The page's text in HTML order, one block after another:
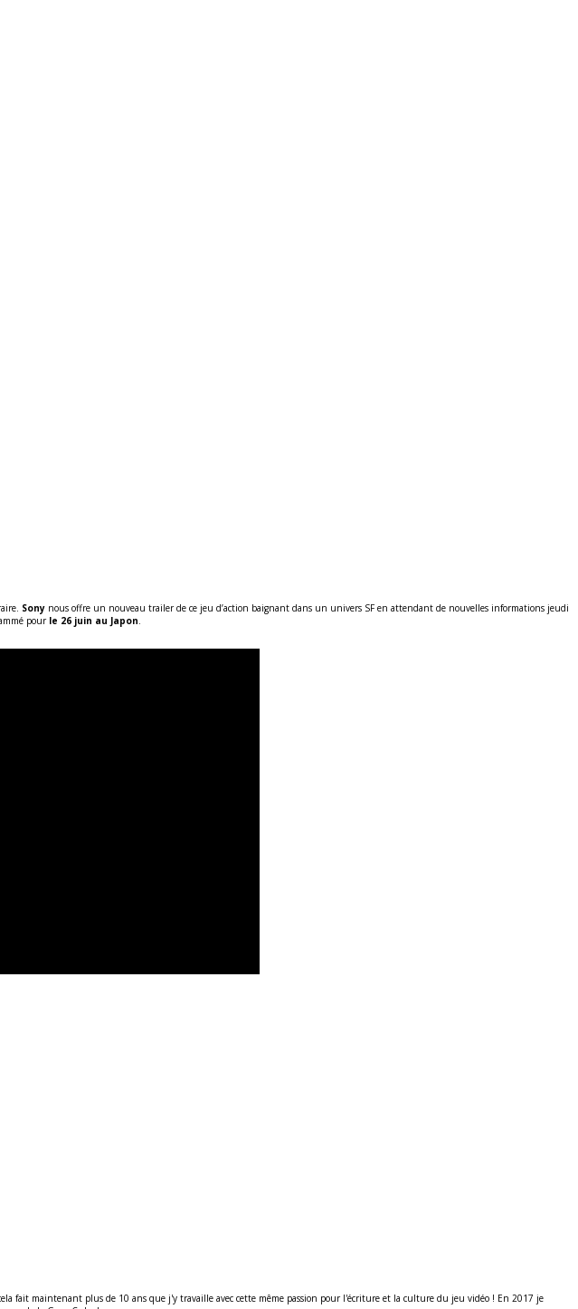
Sony nous offre un nouveau trailer de ce jeu d’action baignant dans un univers SF en attendant de nouvelles informations jeudi
pour le 26 juin au Japon.
fait maintenant plus de 10 ans que j'y travaille avec cette même passion pour l'écriture et la culture du jeu vidéo ! En 2017 je